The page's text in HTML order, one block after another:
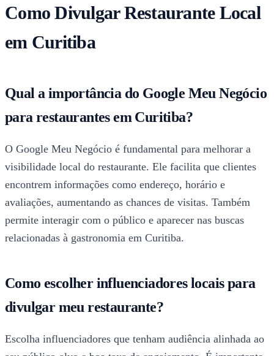
Como Divulgar Restaurante Local
em Curitiba
Qual a importância do Google Meu Negócio
para restaurantes em Curitiba?
O Google Meu Negócio é fundamental para melhorar a
visibilidade local do restaurante. Ele facilita que clientes
encontrem informações como endereço, horário e
avaliações, aumentando as chances de visitas. Também
permite interagir com o público e aparecer nas buscas
relacionadas à gastronomia em Curitiba.
Como escolher influenciadores locais para
divulgar meu restaurante?
Escolha influenciadores que tenham audiência alinhada ao